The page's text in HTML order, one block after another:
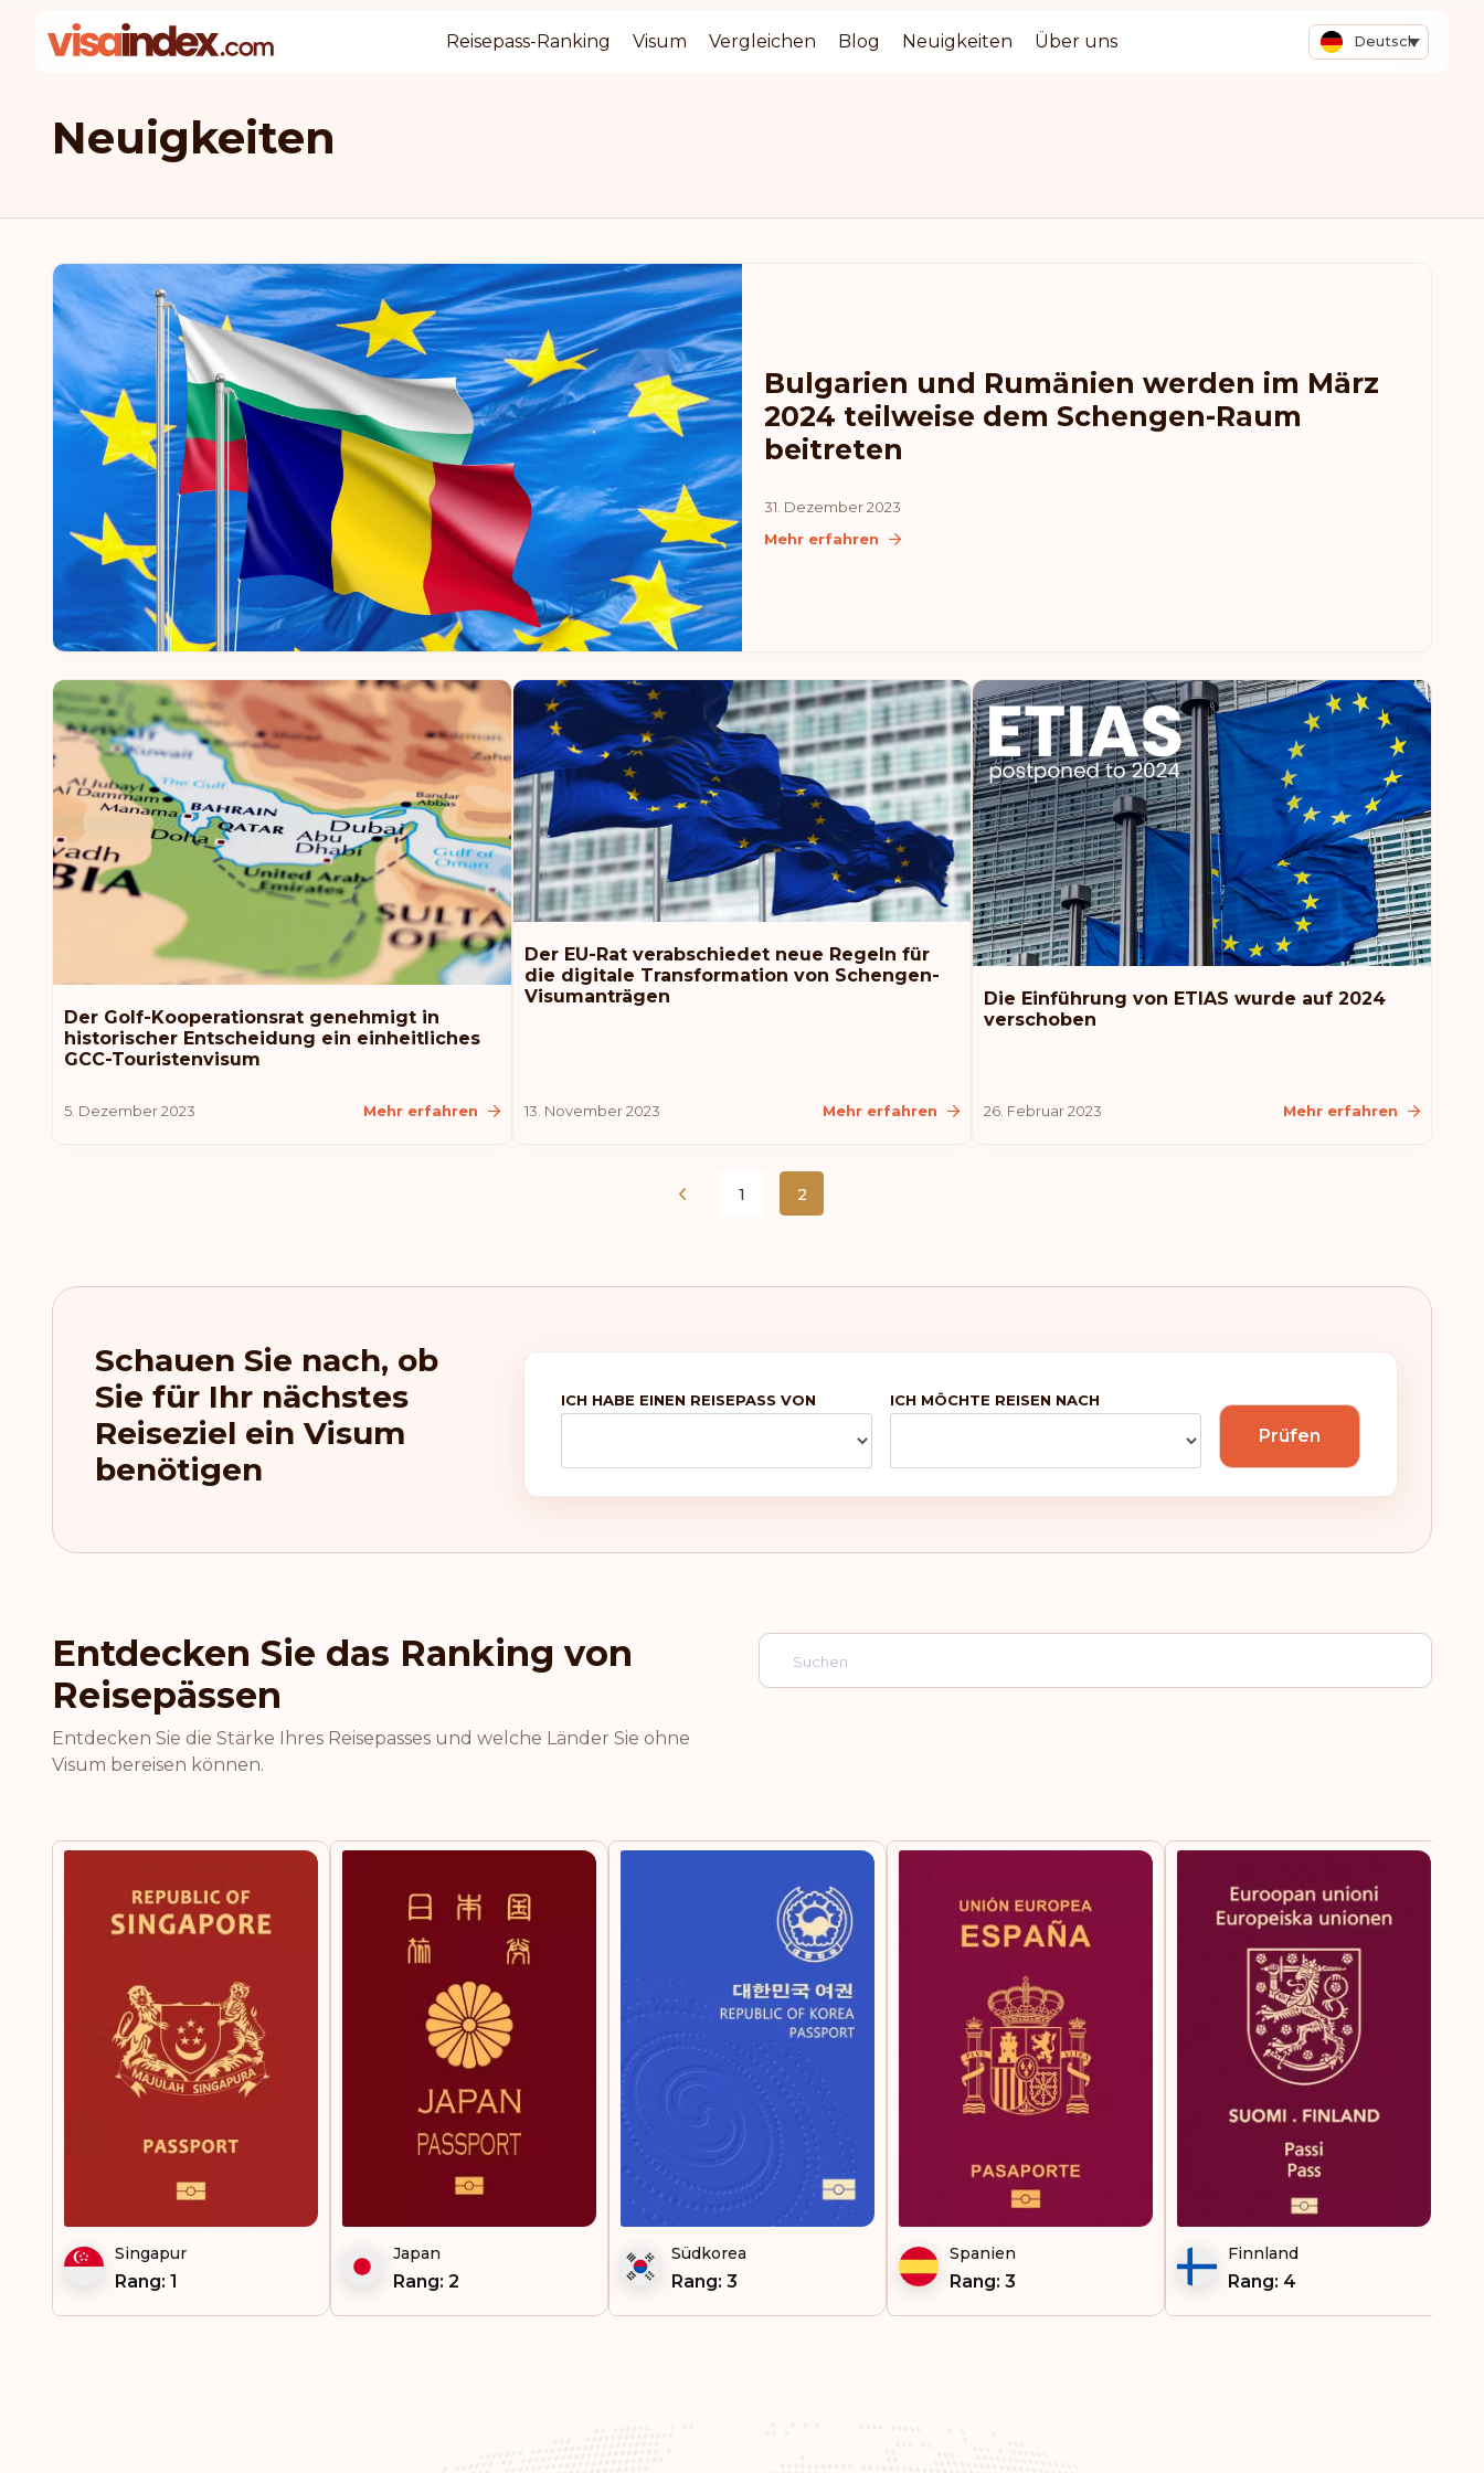
Deutsch
Reisepass-Ranking Visum Vergleichen Blog Neuigkeiten Über uns
Neuigkeiten
Bulgarien und Rumänien werden im März
2024 teilweise dem Schengen-Raum
beitreten
31. Dezember 2023
Mehr erfahren
Der Golf-Kooperationsrat genehmigt in
historischer Entscheidung ein einheitliches
GCC-Touristenvisum
5. Dezember 2023 Mehr erfahren
Der EU-Rat verabschiedet neue Regeln für
die digitale Transformation von Schengen-
Visumanträgen
13. November 2023 Mehr erfahren
Die Einführung von ETIAS wurde auf 2024
verschoben
26. Februar 2023 Mehr erfahren
1 2
Schauen Sie nach, ob
Sie für Ihr nächstes
Reiseziel ein Visum
benötigen
ICH HABE EINEN REISEPASS VON ICH MÖCHTE REISEN NACH
Prüfen
Entdecken Sie das Ranking von
Reisepässen
Entdecken Sie die Stärke Ihres Reisepasses und welche Länder Sie ohne
Visum bereisen können.
Singapur
Rang: 1
Japan
Rang: 2
Südkorea
Rang: 3
Spanien
Rang: 3
Finnland
Rang: 4